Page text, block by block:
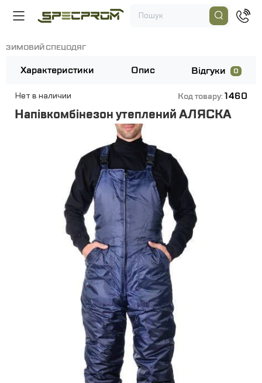
ЗИМОВИЙ СПЕЦОДЯГ
Характеристики Опис Відгуки 0
Нет в наличии Код товару:1460
Напівкомбінезон утеплений АЛЯСКА